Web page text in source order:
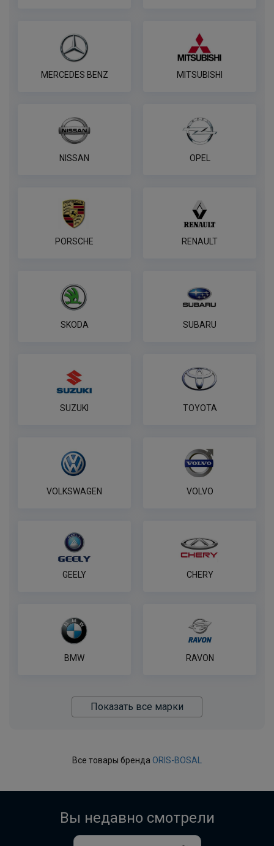
MERCEDES BENZ MITSUBISHI
NISSAN OPEL
PORSCHE RENAULT
SKODA SUBARU
SUZUKI TOYOTA
VOLKSWAGEN VOLVO
GEELY CHERY
BMW RAVON
Показать все марки
Все товары бренда ORIS-BOSAL
Вы недавно смотрели